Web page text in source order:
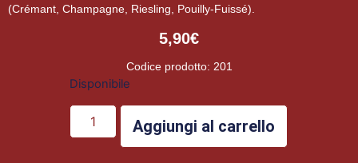
(Crémant, Champagne, Riesling, Pouilly-Fuissé).
5,90€
Codice prodotto: 201
Disponibile
Aggiungi al carrello